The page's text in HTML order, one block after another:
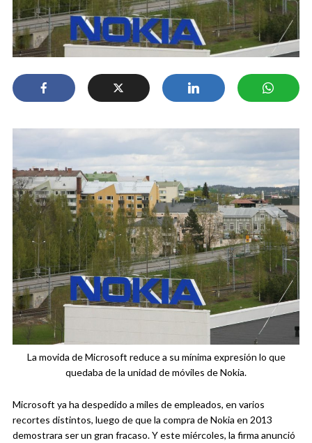
La movida de Microsoft reduce a su mínima expresión lo que
quedaba de la unidad de móviles de Nokia.
Microsoft ya ha despedido a miles de empleados, en varios
recortes distintos, luego de que la compra de Nokia en 2013
demostrara ser un gran fracaso. Y este miércoles, la firma anunció